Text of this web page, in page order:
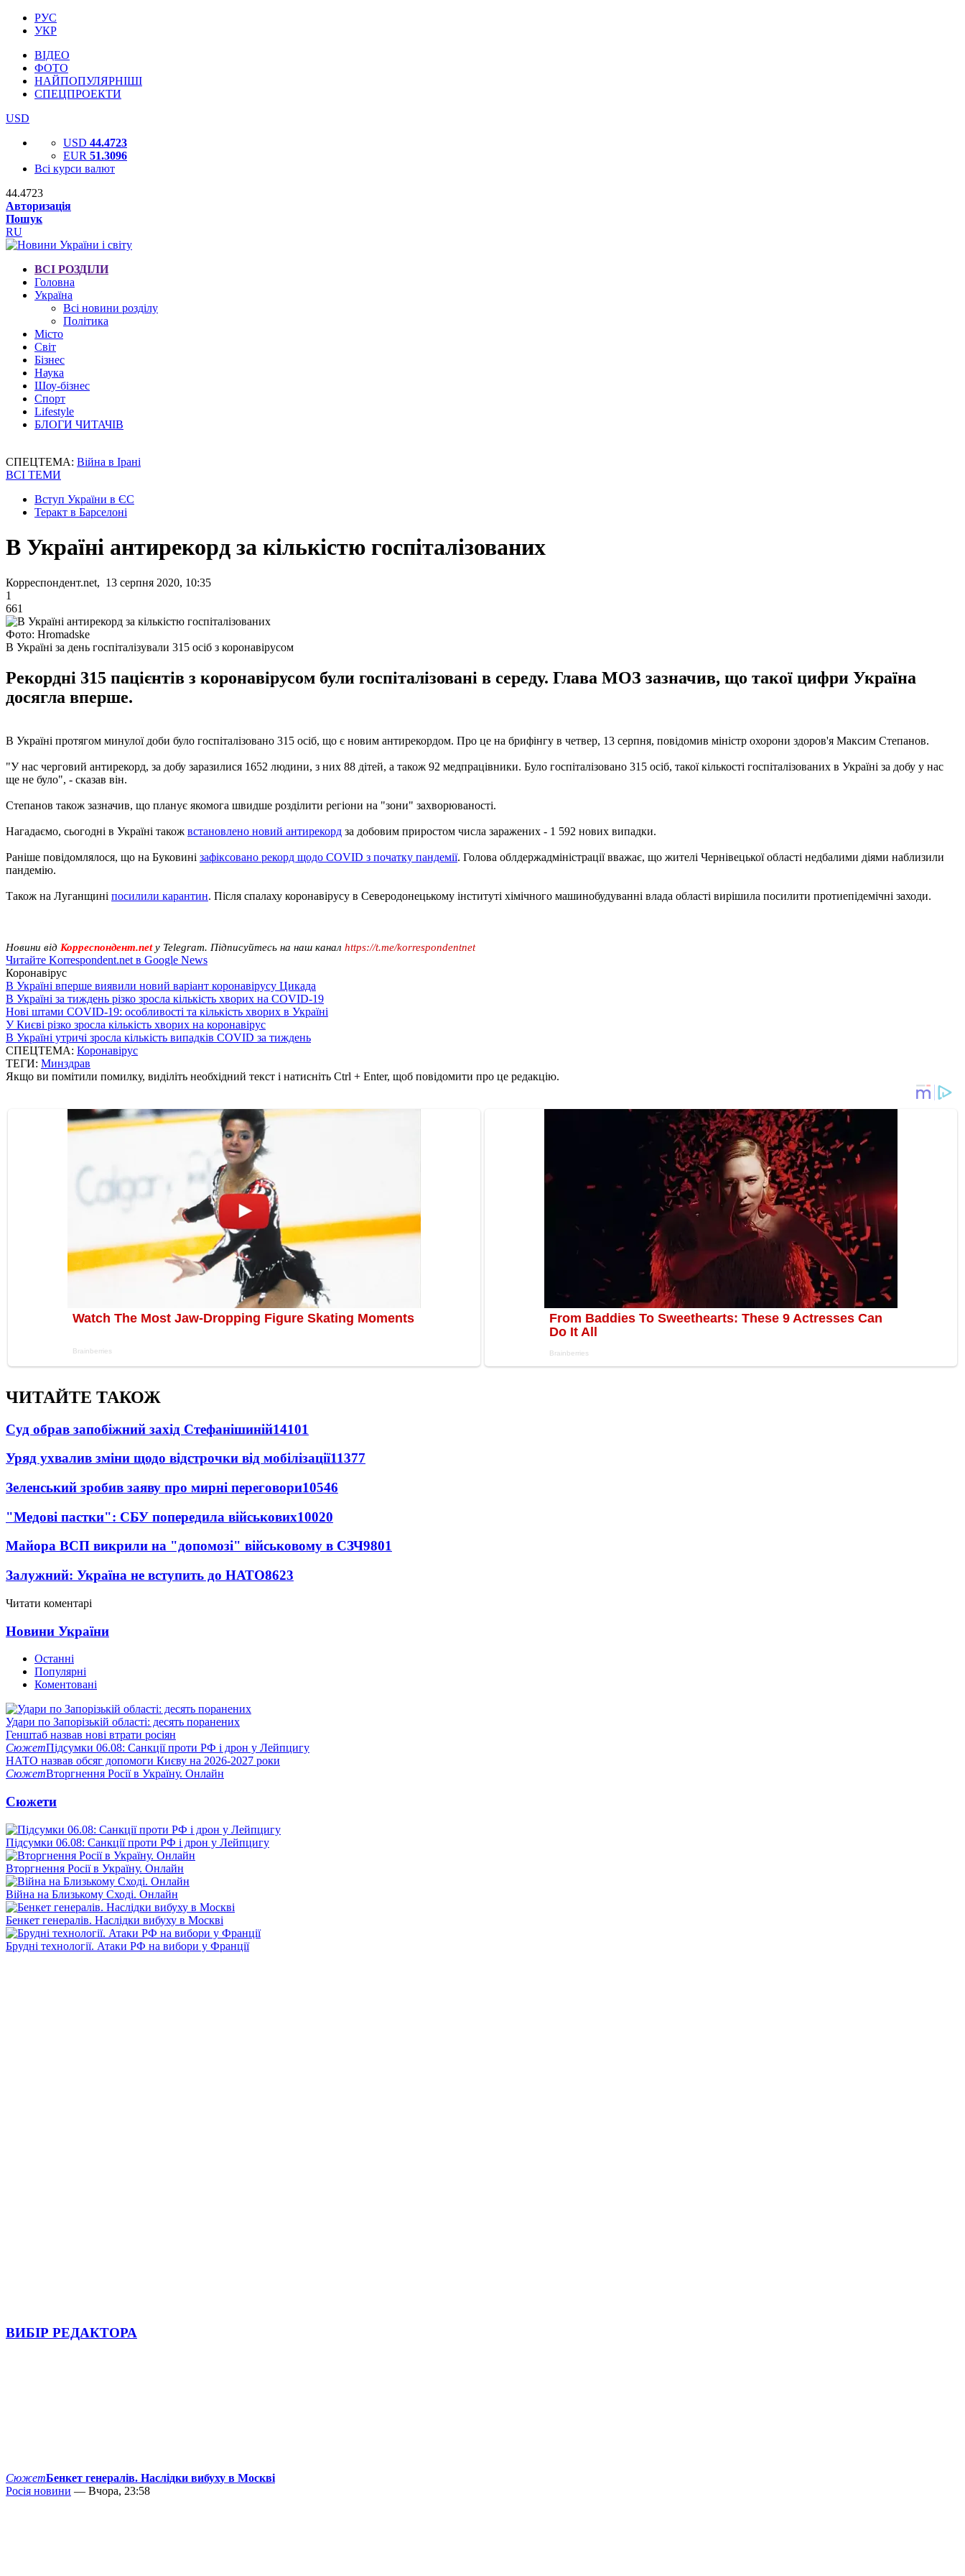
РУС
УКР
ВІДЕО
ФОТО
НАЙПОПУЛЯРНІШІ
СПЕЦПРОЕКТИ
USD
USD 44.4723
EUR 51.3096
Всі курси валют
44.4723
Авторизація
Пошук
RU
ВСІ РОЗДІЛИ
Головна
Україна
Всі новини розділу
Політика
Місто
Світ
Бізнес
Наука
Шоу-бізнес
Спорт
Lifestyle
БЛОГИ ЧИТАЧІВ
СПЕЦТЕМА: Війна в Ірані
ВСІ ТЕМИ
Вступ України в ЄС
Теракт в Барселоні
В Україні антирекорд за кількістю госпіталізованих
Корреспондент.net, 13 серпня 2020, 10:35
1
661
Фото: Hromadske
В Україні за день госпіталізували 315 осіб з коронавірусом
Рекордні 315 пацієнтів з коронавірусом були госпіталізовані в середу. Глава МОЗ зазначив, що такої цифри Україна
досягла вперше.
В Україні протягом минулої доби було госпіталізовано 315 осіб, що є новим антирекордом. Про це на брифінгу в четвер, 13 серпня, повідомив міністр охорони здоров'я Максим Степанов.
"У нас черговий антирекорд, за добу заразилися 1652 людини, з них 88 дітей, а також 92 медпрацівники. Було госпіталізовано 315 осіб, такої кількості госпіталізованих в Україні за добу у нас
ще не було", - сказав він.
Степанов також зазначив, що планує якомога швидше розділити регіони на "зони" захворюваності.
Нагадаємо, сьогодні в Україні також встановлено новий антирекорд за добовим приростом числа заражених - 1 592 нових випадки.
Раніше повідомлялося, що на Буковині зафіксовано рекорд щодо COVID з початку пандемії. Голова облдержадміністрації вважає, що жителі Чернівецької області недбалими діями наблизили
пандемію.
Також на Луганщині посилили карантин. Після спалаху коронавірусу в Северодонецькому інституті хімічного машинобудуванні влада області вирішила посилити протиепідемічні заходи.
Новини від Корреспондент.netу Telegram. Підписуйтесь на наш канал https://t.me/korrespondentnet
Читайте Korrespondent.net в Google News
Коронавірус
В Україні вперше виявили новий варіант коронавірусу Цикада
В Україні за тиждень різко зросла кількість хворих на COVID-19
Нові штами COVID-19: особливості та кількість хворих в Україні
У Києві різко зросла кількість хворих на коронавірус
В Україні утричі зросла кількість випадків COVID за тиждень
СПЕЦТЕМА: Коронавірус
ТЕГИ: Минздрав
Якщо ви помітили помилку, виділіть необхідний текст і натисніть Ctrl + Enter, щоб повідомити про це редакцію.
ЧИТАЙТЕ ТАКОЖ
Суд обрав запобіжний захід Стефанішиній14101
Уряд ухвалив зміни щодо відстрочки від мобілізації11377
Зеленський зробив заяву про мирні переговори10546
"Медові пастки": СБУ попередила військових10020
Майора ВСП викрили на "допомозі" військовому в СЗЧ9801
Залужний: Україна не вступить до НАТО8623
Читати коментарі
Новини України
Останні
Популярні
Коментовані
Удари по Запорізькій області: десять поранених
Генштаб назвав нові втрати росіян
СюжетПідсумки 06.08: Санкції проти РФ і дрон у Лейпцигу
НАТО назвав обсяг допомоги Києву на 2026-2027 роки
СюжетВторгнення Росії в Україну. Онлайн
Сюжети
Підсумки 06.08: Санкції проти РФ і дрон у Лейпцигу
Вторгнення Росії в Україну. Онлайн
Війна на Близькому Сході. Онлайн
Бенкет генералів. Наслідки вибуху в Москві
Брудні технології. Атаки РФ на вибори у Франції
ВИБІР РЕДАКТОРА
СюжетБенкет генералів. Наслідки вибуху в Москві
Росія новини — Вчора, 23:58